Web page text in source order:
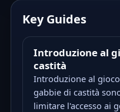
Key Guides
Introduzione al
castità
Introduzione al
gabbie di castità
limitare l'accesso ai